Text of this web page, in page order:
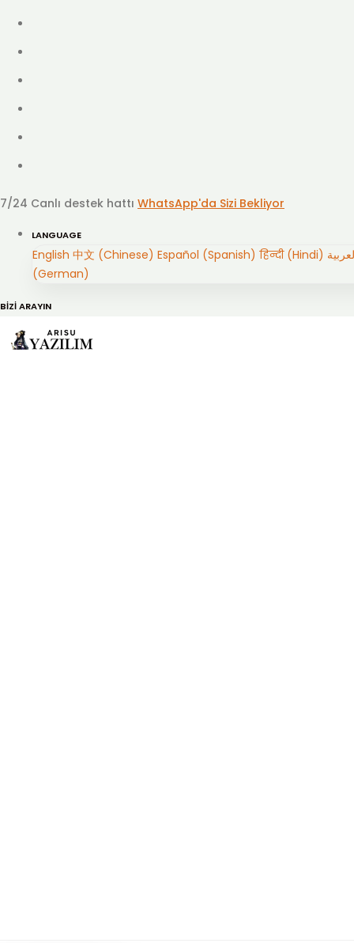
7/24 Canlı destek hattı WhatsApp'da Sizi Bekliyor
LANGUAGE
English 中文 (Chinese) Español (Spanish) हिन्दी (Hindi)
(German)
BİZİ ARAYIN